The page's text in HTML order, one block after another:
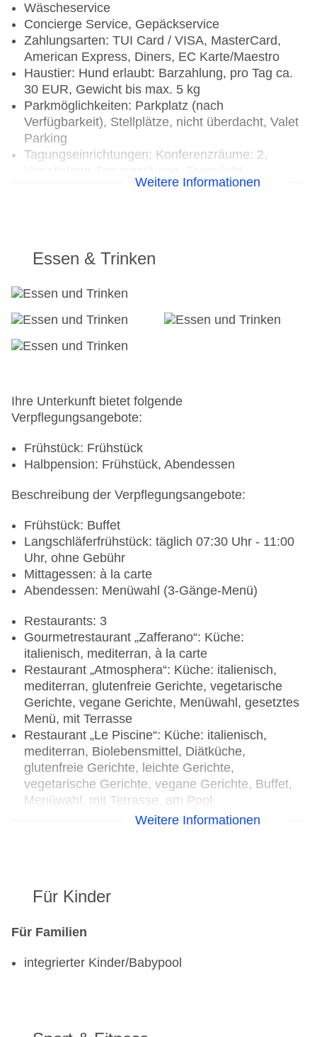
Wäscheservice
Concierge Service, Gepäckservice
Zahlungsarten: TUI Card / VISA, MasterCard,
American Express, Diners, EC Karte/Maestro
Haustier: Hund erlaubt: Barzahlung, pro Tag ca.
30 EUR, Gewicht bis max. 5 kg
Parkmöglichkeiten: Parkplatz (nach
Verfügbarkeit), Stellplätze, nicht überdacht, Valet
Parking
Tagungseinrichtungen: Konferenzräume: 2,
Tagungsequipment, Coffee Breaks
Weitere Informationen
Essen & Trinken
Ihre Unterkunft bietet folgende
Verpflegungsangebote:
Frühstück: Frühstück
Halbpension: Frühstück, Abendessen
Beschreibung der Verpflegungsangebote:
Frühstück: Buffet
Langschläferfrühstück: täglich 07:30 Uhr - 11:00
Uhr, ohne Gebühr
Mittagessen: à la carte
Abendessen: Menüwahl (3-Gänge-Menü)
Restaurants: 3
Gourmetrestaurant „Zafferano“: Küche:
italienisch, mediterran, à la carte
Restaurant „Atmosphera“: Küche: italienisch,
mediterran, glutenfreie Gerichte, vegetarische
Gerichte, vegane Gerichte, Menüwahl, gesetztes
Menü, mit Terrasse
Restaurant „Le Piscine“: Küche: italienisch,
mediterran, Biolebensmittel, Diätküche,
glutenfreie Gerichte, leichte Gerichte,
vegetarische Gerichte, vegane Gerichte, Buffet,
Menüwahl, mit Terrasse, am Pool
Weitere Informationen
Für Kinder
Für Familien
integrierter Kinder/Babypool